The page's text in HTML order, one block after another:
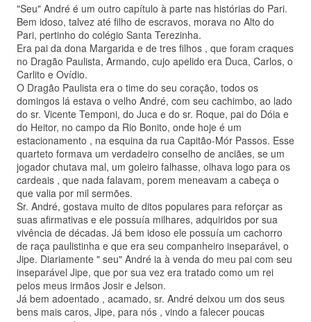
"Seu" André é um outro capítulo à parte nas histórias do Pari.
Bem idoso, talvez até filho de escravos, morava no Alto do
Pari, pertinho do colégio Santa Terezinha.
Era pai da dona Margarida e de tres filhos , que foram craques
no Dragão Paulista, Armando, cujo apelido era Duca, Carlos, o
Carlito e Ovídio.
O Dragão Paulista era o time do seu coração, todos os
domingos lá estava o velho André, com seu cachimbo, ao lado
do sr. Vicente Temponi, do Juca e do sr. Roque, pai do Dóia e
do Heitor, no campo da Rio Bonito, onde hoje é um
estacionamento , na esquina da rua Capitão-Mór Passos. Esse
quarteto formava um verdadeiro conselho de anciães, se um
jogador chutava mal, um goleiro falhasse, olhava logo para os
cardeais , que nada falavam, porem meneavam a cabeça o
que valia por mil sermões.
Sr. André, gostava muito de ditos populares para reforçar as
suas afirmativas e ele possuía milhares, adquiridos por sua
vivência de décadas. Já bem idoso ele possuía um cachorro
de raça paulistinha e que era seu companheiro inseparável, o
Jipe. Diariamente " seu" André ia à venda do meu pai com seu
inseparável Jipe, que por sua vez era tratado como um rei
pelos meus irmãos Josir e Jelson.
Já bem adoentado , acamado, sr. André deixou um dos seus
bens mais caros, Jipe, para nós , vindo a falecer poucas